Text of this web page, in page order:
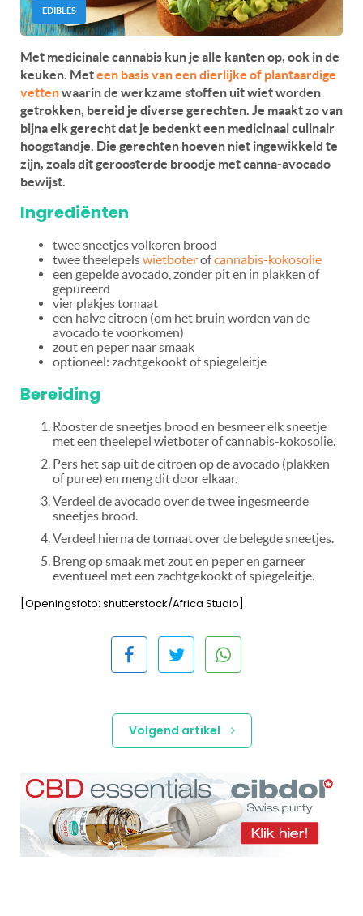
EDIBLES
Met medicinale cannabis kun je alle kanten op, ook in de
keuken. Meteen basis van een dierlijke of plantaardige
vettenwaarin de werkzame stoffen uit wiet worden
getrokken, bereid je diverse gerechten. Je maakt zo van
bijna elk gerecht dat je bedenkt een medicinaal culinair
hoogstandje. Die gerechten hoeven niet ingewikkeld te
zijn, zoals dit geroosterde broodje met canna-avocado
bewijst.
Ingrediënten
twee sneetjes volkoren brood
twee theelepelswietboterofcannabis-kokosolie
een gepelde avocado, zonder pit en in plakken of
gepureerd
vier plakjes tomaat
een halve citroen (om het bruin worden van de
avocado te voorkomen)
zout en peper naar smaak
optioneel: zachtgekookt of spiegeleitje
Bereiding
Rooster de sneetjes brood en besmeer elk sneetje
met een theelepel wietboter of cannabis-kokosolie.
Pers het sap uit de citroen op de avocado (plakken
of puree) en meng dit door elkaar.
Verdeel de avocado over de twee ingesmeerde
sneetjes brood.
Verdeel hierna de tomaat over de belegde sneetjes.
Breng op smaak met zout en peper en garneer
eventueel met een zachtgekookt of spiegeleitje.
[Openingsfoto: shutterstock/Africa Studio]
Volgend artikel